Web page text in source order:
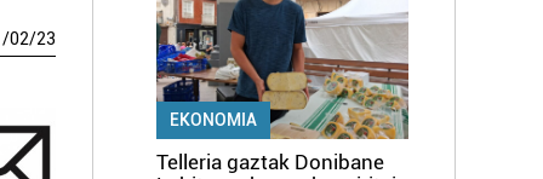
/02/23
EKONOMIA
Telleria gaztak Donibane